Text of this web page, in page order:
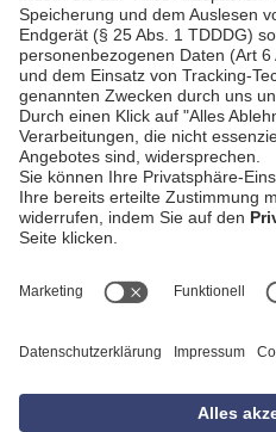
AGB
Empfang